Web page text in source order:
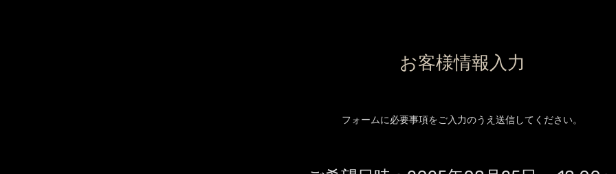
お客様情報入力
フォームに必要事項をご入力のうえ送信してください。